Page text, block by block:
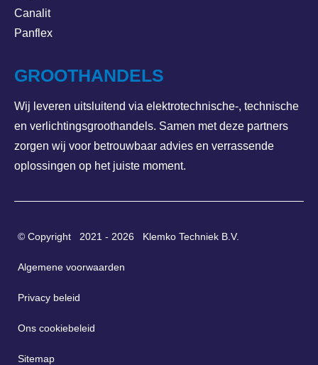
Canalit
Panflex
GROOTHANDELS
Wij leveren uitsluitend via elektrotechnische-, technische
en verlichtingsgroothandels. Samen met deze partners
zorgen wij voor betrouwbaar advies en verrassende
oplossingen op het juiste moment.
© Copyright 2021 - 2026 Klemko Techniek B.V.
Algemene voorwaarden
Privacy beleid
Ons cookiebeleid
Sitemap